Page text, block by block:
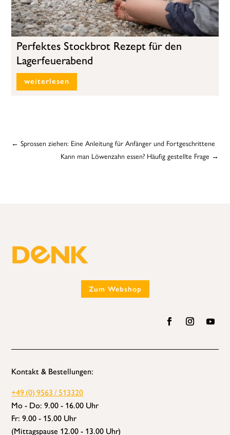
Perfektes Stockbrot Rezept für den
Lagerfeuerabend
weiterlesen
←Sprossen ziehen: Eine Anleitung für Anfänger und Fortgeschrittene
Kann man Löwenzahn essen? Häufig gestellte Frage →
Zum Webshop
Kontakt & Bestellungen:
+49 (0) 9563 / 513320
Mo - Do: 9.00 - 16.00 Uhr
Fr: 9.00 - 15.00 Uhr
(Mittagspause 12.00 - 13.00 Uhr)